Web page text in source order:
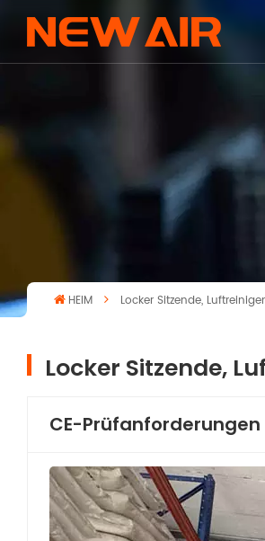
HEIM Locker Sitzende,
Locker Sitzende,
CE-